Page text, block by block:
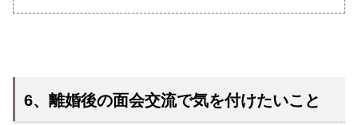
6、離婚後の面会交流で気を付けたいこと